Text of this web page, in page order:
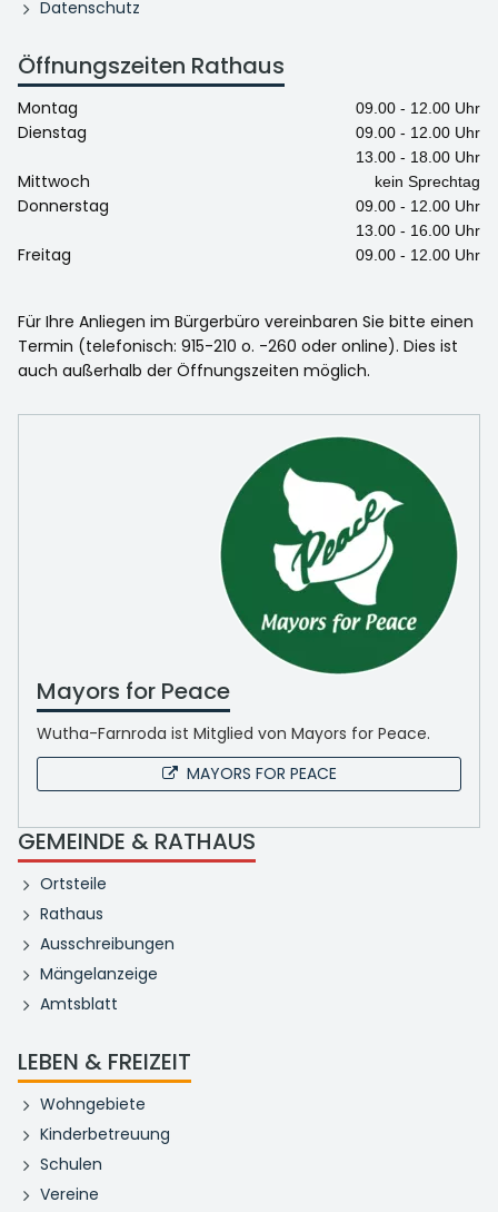
Datenschutz
Öffnungszeiten Rathaus
Montag 09.00 - 12.00 Uhr
Dienstag
09.00 - 12.00 Uhr
13.00 - 18.00 Uhr
Mittwoch kein Sprechtag
Donnerstag
09.00 - 12.00 Uhr
13.00 - 16.00 Uhr
Freitag 09.00 - 12.00 Uhr
Für Ihre Anliegen im Bürgerbüro vereinbaren Sie bitte einen
Termin (telefonisch: 915-210 o. -260 oder online). Dies ist
auch außerhalb der Öffnungszeiten möglich.
Mayors for Peace
Wutha-Farnroda ist Mitglied von Mayors for Peace.
MAYORS FOR PEACE
GEMEINDE & RATHAUS
Ortsteile
Rathaus
Ausschreibungen
Mängelanzeige
Amtsblatt
LEBEN & FREIZEIT
Wohngebiete
Kinderbetreuung
Schulen
Vereine